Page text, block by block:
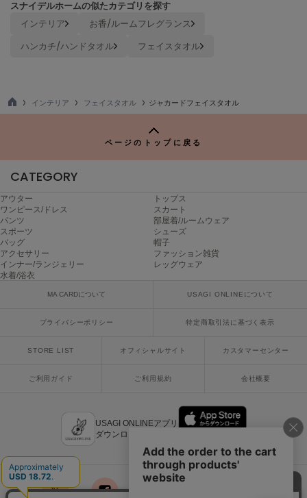
ニューバランス
ナウンス
ヌル
On
オン
Onitsuka Tiger
オニツカ タイガー
Philly chocolate
フィリーチョコレート
スナイデルホームの似たカテゴリを探す
インテリア
お香/ルームフレグランス
ハンカチ/ハンドタオル
フェイスタオル
TO
インテリア フェイスタオル ジャカードフェイスタオル
ページのトップに戻る
CATEGORY
アウター
トップス
ワンピース/ドレス
スカート
パンツ
部屋着/ルームウェア
スポーツ
シューズ
バッグ
帽子
アクセサリー
ファッション雑貨
インナー/ランジェリー
レッグウェア
水着/浴衣
MA CARDについて USAGI ONLINEについて
プライバシーポリシー 特定商取引法に基づく表示
STORE LIST オフィシャルサイト カスタマーセンター
ご利用ガイド ご利用規約 会社概要
USAGI ONLINEアプリ
ダウンロードはこちら